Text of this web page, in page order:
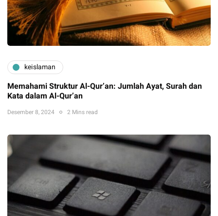
keislaman
Memahami Struktur Al-Qur’an: Jumlah Ayat, Surah dan
Kata dalam Al-Qur’an
Desember 8, 2024 2 Mins read